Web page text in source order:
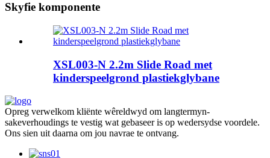
Skyfie komponente
XSL003-N 2.2m Slide Road met
kinderspeelgrond plastiekglybane
Opreg verwelkom kliënte wêreldwyd om langtermyn-
sakeverhoudings te vestig wat gebaseer is op wedersydse voordele.
Ons sien uit daarna om jou navrae te ontvang.